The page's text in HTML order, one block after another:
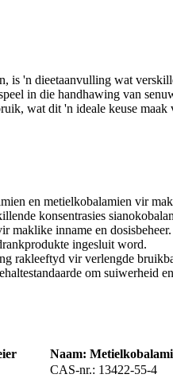
is 'n dieetaanvulling wat
in die handhawing van
wat dit 'n ideale keuse
en metielkobalamien vir
konsentrasies
maklike inname en dosisbeheer.
ingesluit word.
rakleeftyd vir verlengde
om suiwerheid
Naam:
CAS-nr.: 13422-55-4